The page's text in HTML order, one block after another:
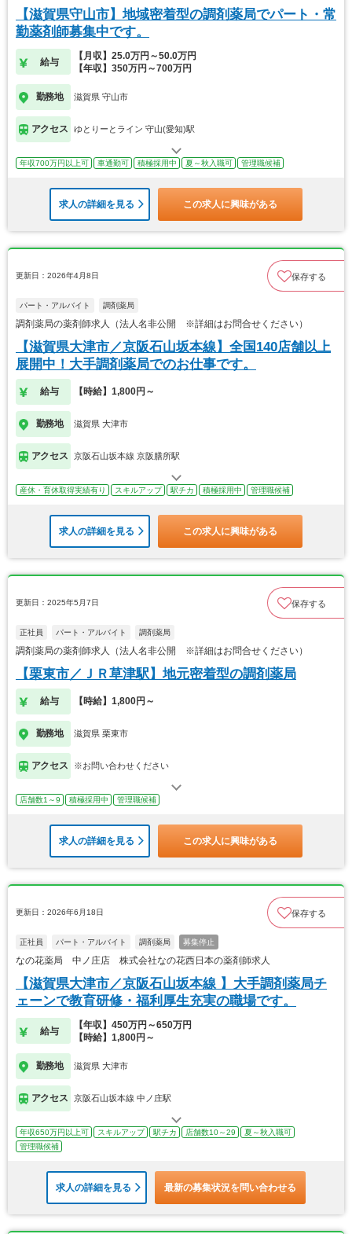
【滋賀県守山市】地域密着型の調剤薬局でパート・常
勤薬剤師募集中です。
給与
【月収】25.0万円～50.0万円
【年収】350万円～700万円
勤務地 滋賀県 守山市
アクセス ゆとりーとライン 守山(愛知)駅
年収700万円以上可 車通勤可 積極採用中 夏～秋入職可 管理職候補
求人の詳細を見る この求人に興味がある
更新日：2026年4月8日 保存する
パート・アルバイト 調剤薬局
調剤薬局の薬剤師求人（法人名非公開 ※詳細はお問合せください）
【滋賀県大津市／京阪石山坂本線】全国140店舗以上
展開中！大手調剤薬局でのお仕事です。
給与 【時給】1,800円～
勤務地 滋賀県 大津市
アクセス 京阪石山坂本線 京阪膳所駅
産休・育休取得実績有り スキルアップ 駅チカ 積極採用中 管理職候補
求人の詳細を見る この求人に興味がある
更新日：2025年5月7日 保存する
正社員 パート・アルバイト 調剤薬局
調剤薬局の薬剤師求人（法人名非公開 ※詳細はお問合せください）
【栗東市／ＪＲ草津駅】地元密着型の調剤薬局
給与 【時給】1,800円～
勤務地 滋賀県 栗東市
アクセス ※お問い合わせください
店舗数1～9 積極採用中 管理職候補
求人の詳細を見る この求人に興味がある
更新日：2026年6月18日 保存する
正社員 パート・アルバイト 調剤薬局 募集停止
なの花薬局 中ノ庄店 株式会社なの花西日本の薬剤師求人
【滋賀県大津市／京阪石山坂本線 】大手調剤薬局チ
ェーンで教育研修・福利厚生充実の職場です。
給与
【年収】450万円～650万円
【時給】1,800円～
勤務地 滋賀県 大津市
アクセス 京阪石山坂本線 中ノ庄駅
年収650万円以上可 スキルアップ 駅チカ 店舗数10～29
夏～秋入職可
管理職候補
求人の詳細を見る 最新の募集状況を問い合わせる